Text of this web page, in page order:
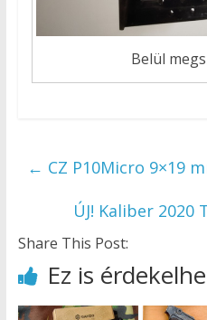
Belül
← CZ P10Micro 9×19
ÚJ! Kaliber 2020
Share This Post:
Ez is